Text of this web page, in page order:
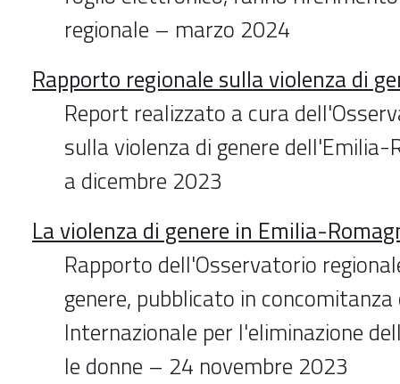
regionale – marzo 2024
Rapporto regionale sulla violenza di
Report realizzato a cura
sulla violenza di genere dell'Emilia-
a dicembre 2023
La violenza di genere in Emilia-
Rapporto dell'Osservatorio
genere, pubblicato in
Internazionale per l'eliminazione
le donne – 24 novembre 2023